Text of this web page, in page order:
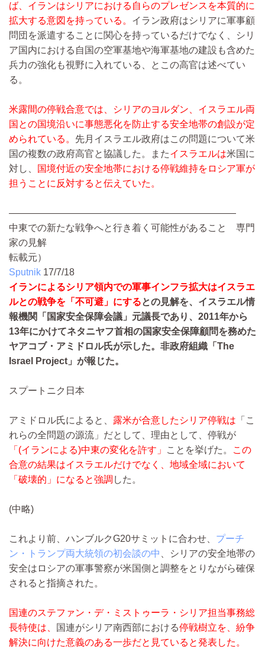
ば、イランはシリアにおける自らのプレゼンスを本質的に
拡大する意図を持っている。 イラン政府はシリアに軍事顧
問団を派遣することに関心を持っているだけでなく、シリ
ア国内における自国の空軍基地や海軍基地の建設も含めた
兵力の強化も視野に入れている、とこの高官は述べてい
る。
米露間の停戦合意では、シリアのヨルダン、イスラエル両
国との国境沿いに事態悪化を防止する安全地帯の創設が定
められている。 先月イスラエル政府はこの問題について米
国の複数の政府高官と協議した。またイスラエルは米国に
対し、
国境付近の安全地帯における停戦維持をロシア軍が
担うことに反対すると伝えていた。
————————————————————————
中東での新たな戦争へと行き着く可能性があること 専門
家の見解
転載元）
Sputnik 17/7/18
イランによるシリア領内での軍事インフラ拡大はイスラエ
ルとの戦争を「不可避」にするとの見解を、イスラエル情
報機関「国家安全保障会議」元議長であり、2011年から
13年にかけてネタニヤフ首相の国家安全保障顧問を務めた
ヤアコブ・アミドロル氏が示した。非政府組織「The
Israel Project」が報じた。
スプートニク日本
アミドロル氏によると、 露米が合意したシリア停戦は 「こ
れらの全問題の源流」だとして、理由として、停戦が
「(イランによる)中東の変化を許す」
ことを挙げた。
この
合意の結果はイスラエルだけでなく、地域全域において
「破壊的」になると強調 した。
(中略)
これより前、ハンブルクG20サミットに合わせ、 プーチ
ン・トランプ両大統領の初会談の中
、シリアの安全地帯の
安全はロシアの軍事警察が米国側と調整をとりながら確保
されると指摘された。
国連のステファン・デ・ミストゥーラ・シリア担当事務総
長特使は、
国連がシリア南西部における停戦樹立を、紛争
解決に向けた意義のある一歩だと見ていると発表した。